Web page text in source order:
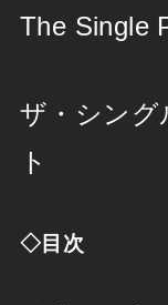
The Single
ザ・シング
ト
◇目次